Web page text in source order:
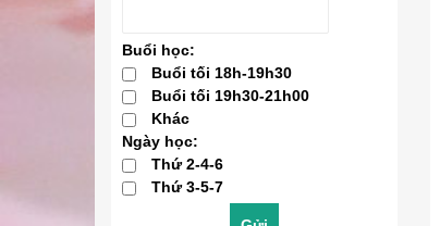
Buổi học:
Buổi tối 18h-19h30
Buổi tối 19h30-21h00
Khác
Ngày học:
Thứ 2-4-6
Thứ 3-5-7